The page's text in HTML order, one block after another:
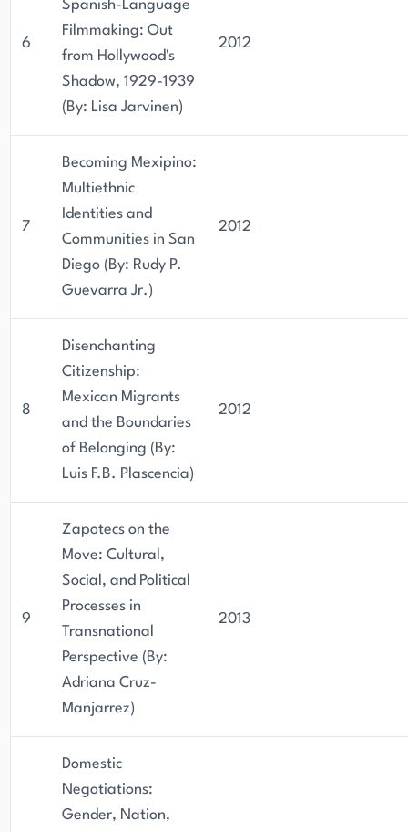
6
Spanish-Language
Filmmaking: Out
from Hollywood's
Shadow, 1929-1939
(By: Lisa Jarvinen)
2012
7
Becoming Mexipino:
Multiethnic
Identities and
Communities in San
Diego (By: Rudy P.
Guevarra Jr.)
2012
8
Disenchanting
Citizenship:
Mexican Migrants
and the Boundaries
of Belonging (By:
Luis F.B. Plascencia)
2012
9
Zapotecs on the
Move: Cultural,
Social, and Political
Processes in
Transnational
Perspective (By:
Adriana Cruz-
Manjarrez)
2013
Domestic
Negotiations:
Gender, Nation,